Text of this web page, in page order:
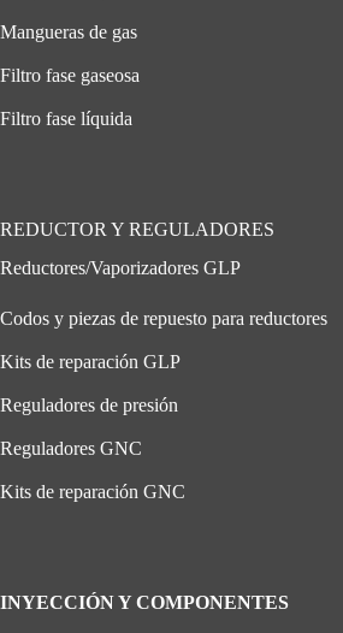
Mangueras de gas
Filtro fase gaseosa
Filtro fase líquida
REDUCTOR Y REGULADORES
Reductores/Vaporizadores GLP
Codos y piezas de repuesto para reductores
Kits de reparación GLP
Reguladores de presión
Reguladores GNC
Kits de reparación GNC
INYECCIÓN Y COMPONENTES